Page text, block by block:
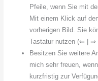
Pfeile, wenn Sie mit
Mit einem Klick auf
vorherigen Bild. Sie
Tastatur nutzen (⇐ | ⇒
Besitzen Sie weitere
mich sehr freuen,
kurzfristig zur